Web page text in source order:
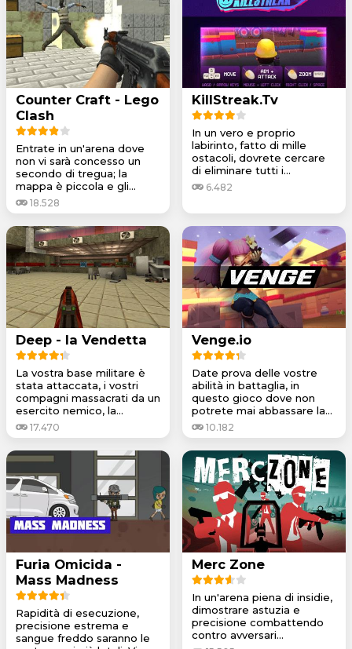
Counter Craft - Lego
Clash
Entrate in un'arena dove
non vi sarà concesso un
secondo di tregua; la
mappa è piccola e gli...
18.528
KillStreak.Tv
In un vero e proprio
labirinto, fatto di mille
ostacoli, dovrete cercare
di eliminare tutti i...
6.482
Deep - la Vendetta
La vostra base militare è
stata attaccata, i vostri
compagni massacrati da un
esercito nemico, la...
17.470
Venge.io
Date prova delle vostre
abilità in battaglia, in
questo gioco dove non
potrete mai abbassare la...
10.182
Furia Omicida -
Mass Madness
Rapidità di esecuzione,
precisione estrema e
sangue freddo saranno le
Merc Zone
In un'arena piena di insidie,
dimostrare astuzia e
precisione combattendo
contro avversari...